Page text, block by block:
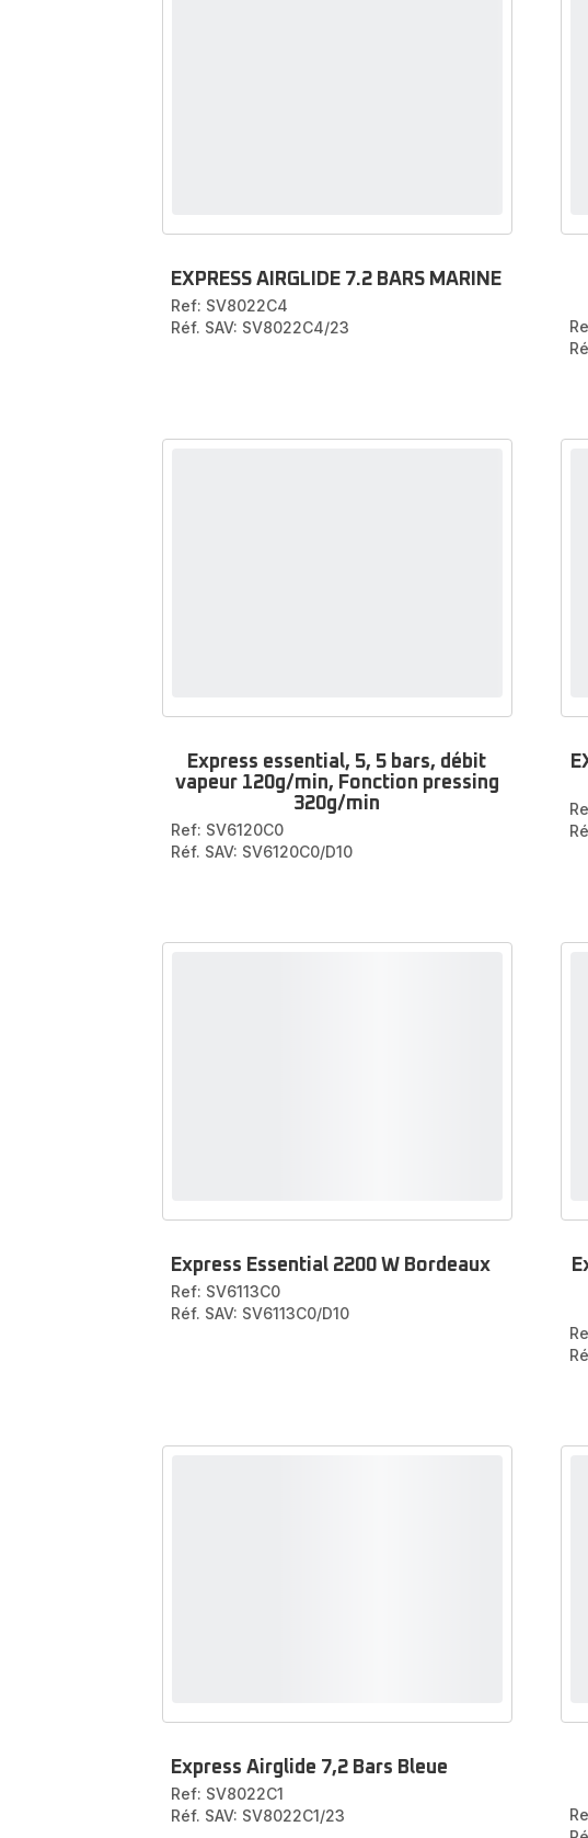
EXPRESS AIRGLIDE 7.2 BARS MARINE
Ref: SV8022C4
Réf. SAV: SV8022C4/23
Express essential, 5, 5 bars, débit
vapeur 120g/min, Fonction pressing
320g/min
Ref: SV6120C0
Réf. SAV: SV6120C0/D10
Express Essential 2200 W Bordeaux
Ref: SV6113C0
Réf. SAV: SV6113C0/D10
Express Airglide 7,2 Bars Bleue
Ref: SV8022C1
Réf. SAV: SV8022C1/23